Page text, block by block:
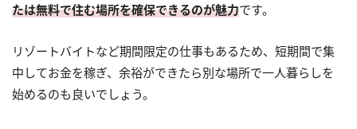
たは無料で住む場所を確保できるのが魅力です。
リゾートバイトなど期間限定の仕事もあるため、短期間で集
中してお金を稼ぎ、余裕ができたら別な場所で一人暮らしを
始めるのも良いでしょう。